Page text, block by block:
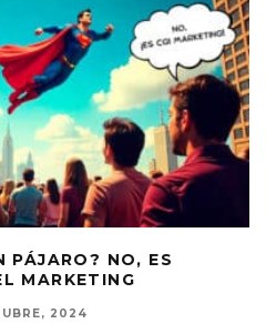
PÁJARO? NO, ES
MARKETING
2024